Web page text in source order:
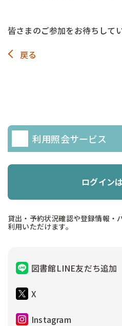
皆さまのご参加をお待ちしてい
戻る
利用照会サービス
ログイン
貸出・予約状況確認や登録情報・
利用いただけます。
図書館LINE友だち追加
X
Instagram